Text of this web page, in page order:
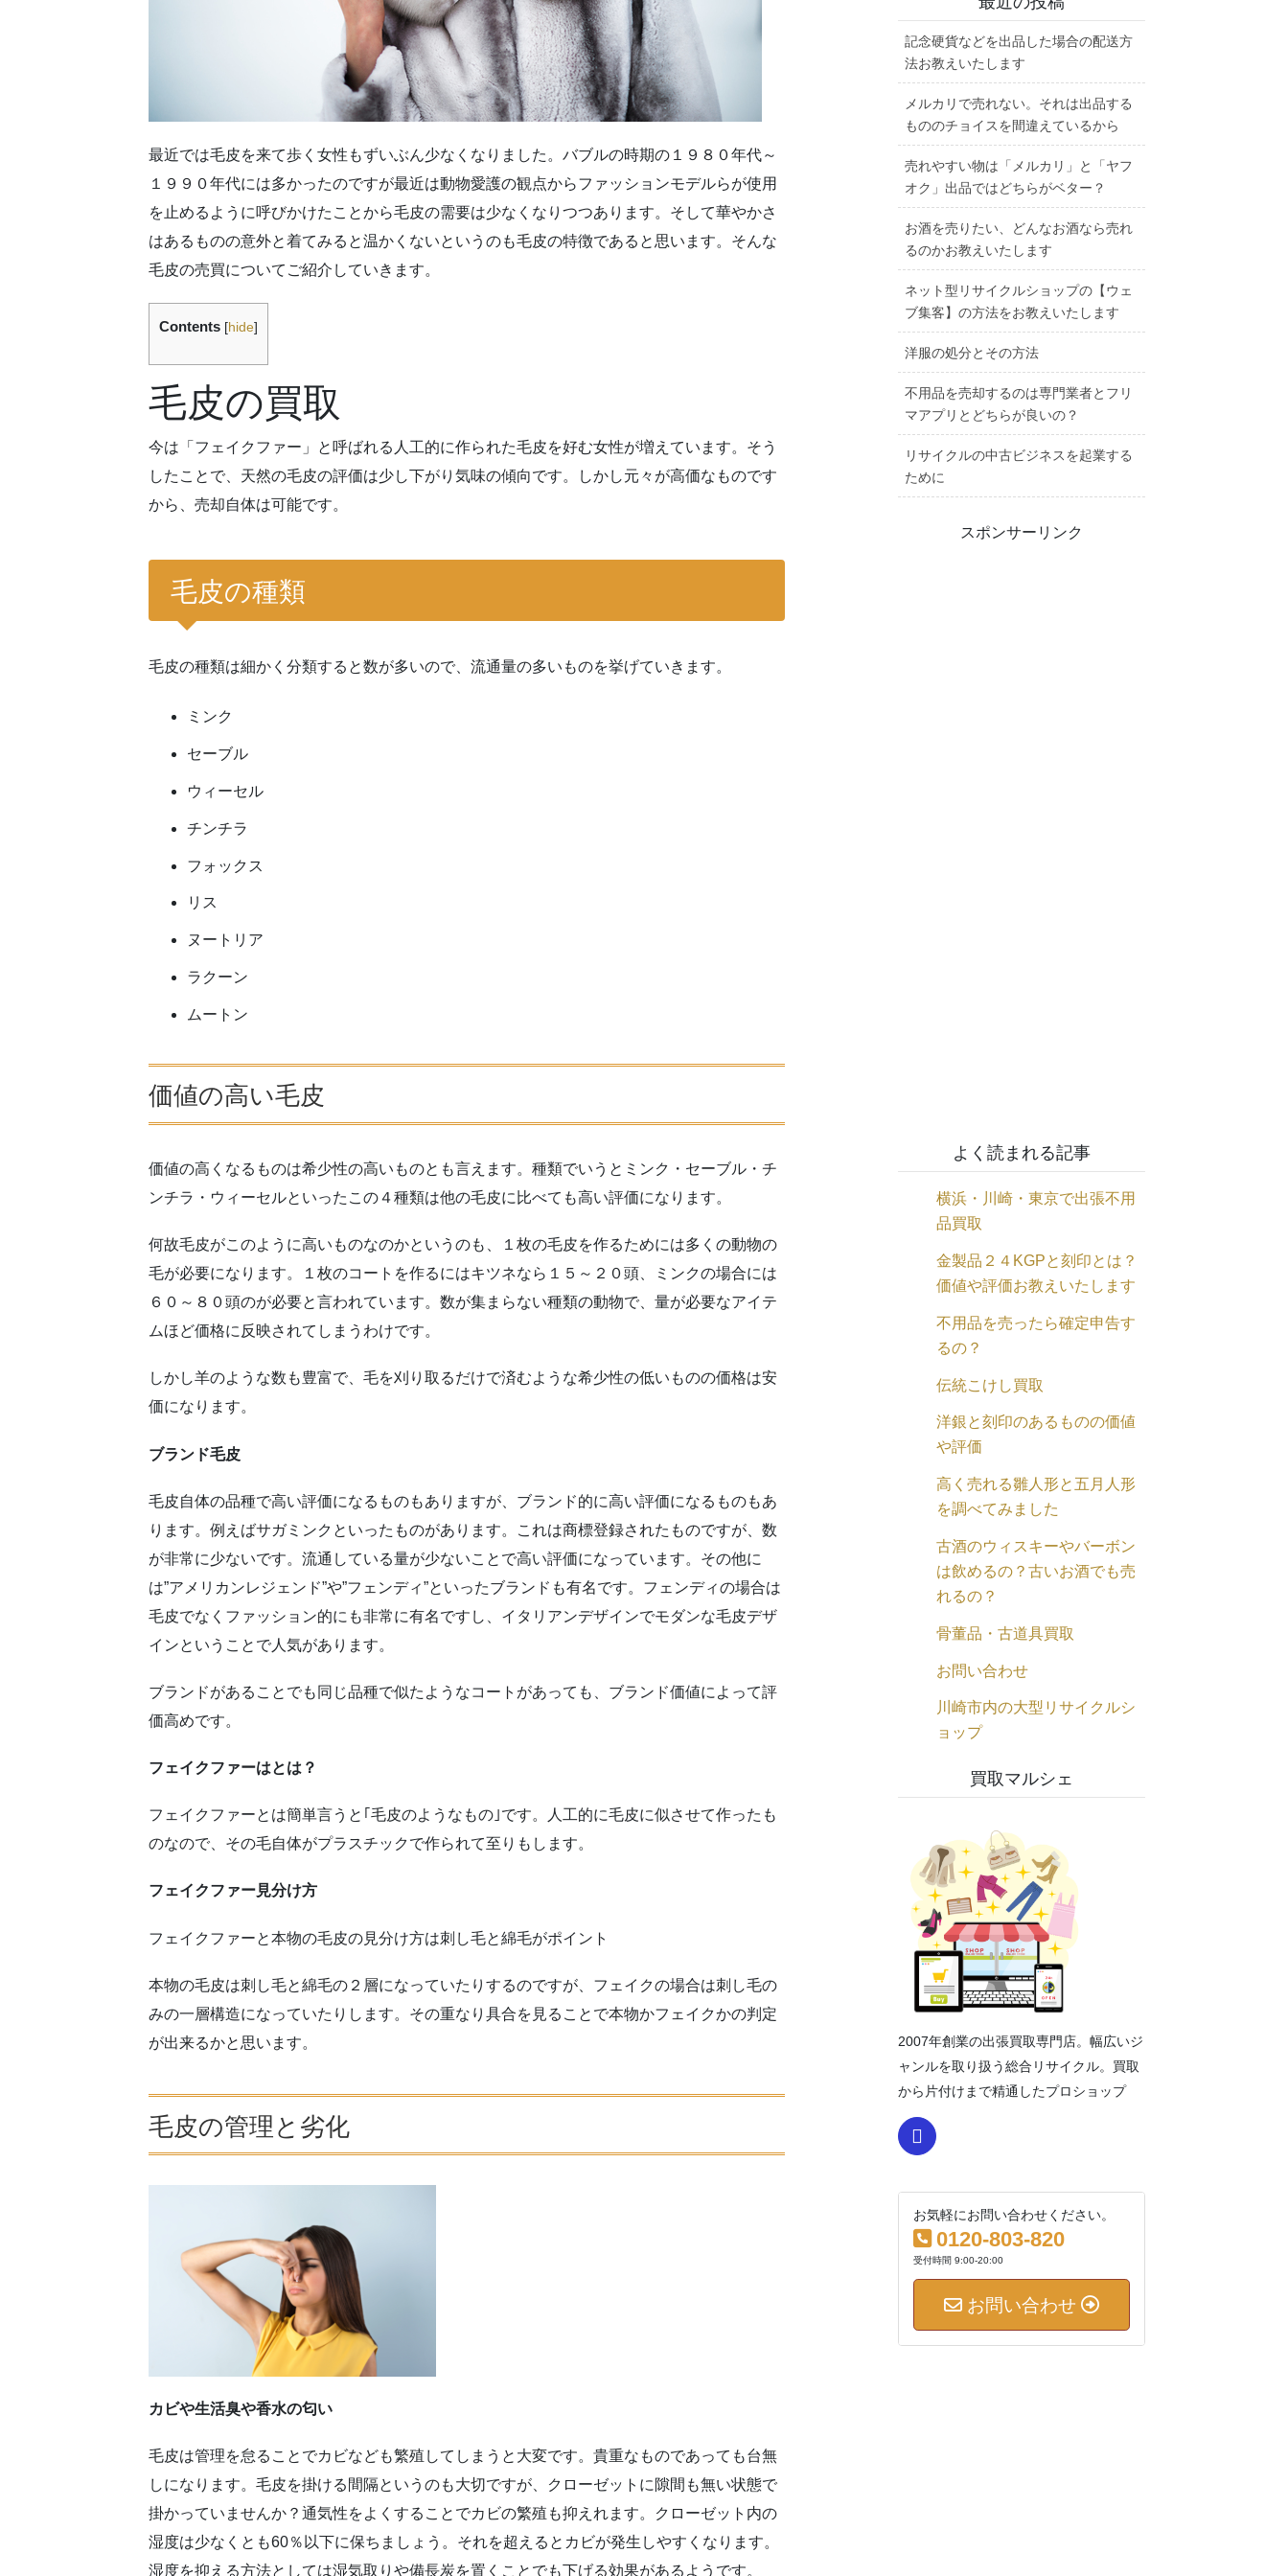
最近では毛皮を来て歩く女性もずいぶん少なくなりました。バブルの時期の１９８０年代～
１９９０年代には多かったのですが最近は動物愛護の観点からファッションモデルらが使用
を止めるように呼びかけたことから毛皮の需要は少なくなりつつあります。そして華やかさ
はあるものの意外と着てみると温かくないというのも毛皮の特徴であると思います。そんな
毛皮の売買についてご紹介していきます。
Contents [hide]
毛皮の買取
今は「フェイクファー」と呼ばれる人工的に作られた毛皮を好む女性が増えています。そう
したことで、天然の毛皮の評価は少し下がり気味の傾向です。しかし元々が高価なものです
から、売却自体は可能です。
毛皮の種類
毛皮の種類は細かく分類すると数が多いので、流通量の多いものを挙げていきます。
ミンク
セーブル
ウィーセル
チンチラ
フォックス
リス
ヌートリア
ラクーン
ムートン
価値の高い毛皮
価値の高くなるものは希少性の高いものとも言えます。種類でいうとミンク・セーブル・チ
ンチラ・ウィーセルといったこの４種類は他の毛皮に比べても高い評価になります。
何故毛皮がこのように高いものなのかというのも、１枚の毛皮を作るためには多くの動物の
毛が必要になります。１枚のコートを作るにはキツネなら１５～２０頭、ミンクの場合には
６０～８０頭のが必要と言われています。数が集まらない種類の動物で、量が必要なアイテ
ムほど価格に反映されてしまうわけです。
しかし羊のような数も豊富で、毛を刈り取るだけで済むような希少性の低いものの価格は安
価になります。
ブランド毛皮
毛皮自体の品種で高い評価になるものもありますが、ブランド的に高い評価になるものもあ
ります。例えばサガミンクといったものがあります。これは商標登録されたものですが、数
が非常に少ないです。流通している量が少ないことで高い評価になっています。その他に
は”アメリカンレジェンド”や”フェンディ”といったブランドも有名です。フェンディの場合は
毛皮でなくファッション的にも非常に有名ですし、イタリアンデザインでモダンな毛皮デザ
インということで人気があります。
ブランドがあることでも同じ品種で似たようなコートがあっても、ブランド価値によって評
価高めです。
フェイクファーはとは？
フェイクファーとは簡単言うと｢毛皮のようなもの｣です。人工的に毛皮に似させて作ったも
のなので、その毛自体がプラスチックで作られて至りもします。
フェイクファー見分け方
フェイクファーと本物の毛皮の見分け方は刺し毛と綿毛がポイント
本物の毛皮は刺し毛と綿毛の２層になっていたりするのですが、フェイクの場合は刺し毛の
みの一層構造になっていたりします。その重なり具合を見ることで本物かフェイクかの判定
が出来るかと思います。
毛皮の管理と劣化
カビや生活臭や香水の匂い
毛皮は管理を怠ることでカビなども繁殖してしまうと大変です。貴重なものであっても台無
しになります。毛皮を掛ける間隔というのも大切ですが、クローゼットに隙間も無い状態で
掛かっていませんか？通気性をよくすることでカビの繁殖も抑えれます。クローゼット内の
湿度は少なくとも60％以下に保ちましょう。それを超えるとカビが発生しやすくなります。
湿度を抑える方法としては湿気取りや備長炭を置くことでも下げる効果があるようです。
記念硬貨などを出品した場合の配送方
法お教えいたします
メルカリで売れない。それは出品する
もののチョイスを間違えているから
売れやすい物は「メルカリ」と「ヤフ
オク」出品ではどちらがベター？
お酒を売りたい、どんなお酒なら売れ
るのかお教えいたします
ネット型リサイクルショップの【ウェ
ブ集客】の方法をお教えいたします
洋服の処分とその方法
不用品を売却するのは専門業者とフリ
マアプリとどちらが良いの？
リサイクルの中古ビジネスを起業する
ために
スポンサーリンク
よく読まれる記事
横浜・川崎・東京で出張不用
品買取
金製品２４KGPと刻印とは？
価値や評価お教えいたします
不用品を売ったら確定申告す
るの？
伝統こけし買取
洋銀と刻印のあるものの価値
や評価
高く売れる雛人形と五月人形
を調べてみました
古酒のウィスキーやバーボン
は飲めるの？古いお酒でも売
れるの？
骨董品・古道具買取
お問い合わせ
川崎市内の大型リサイクルシ
ョップ
買取マルシェ
2007年創業の出張買取専門店。幅広いジ
ャンルを取り扱う総合リサイクル。買取
から片付けまで精通したプロショップ
お気軽にお問い合わせください。
0120-803-820
受付時間 9:00-20:00
お問い合わせ